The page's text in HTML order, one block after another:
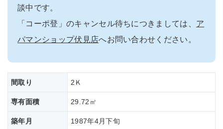
談中です。
「コーポ登」のキャンセル待ちにつきましては、 ア
パマンショップ伏見店へお問い合わせください。
間取り 2Ｋ
専有面積 29.72㎡
築年月
1987年4月下旬